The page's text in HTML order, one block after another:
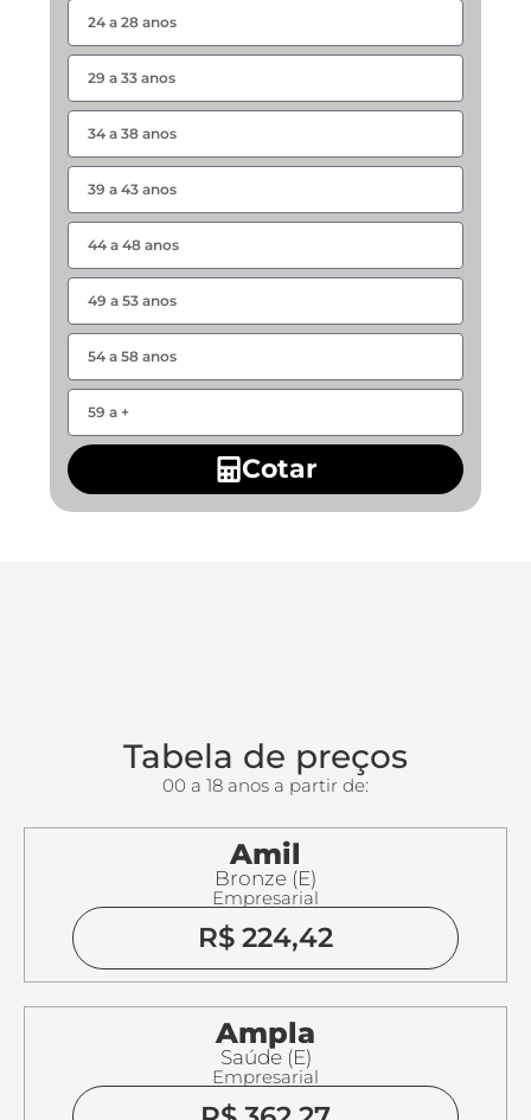
Cotar
Tabela de preços
00 a 18 anos a partir de:
Amil
Bronze (E)
Empresarial
R$ 224,42
Ampla
Saúde (E)
Empresarial